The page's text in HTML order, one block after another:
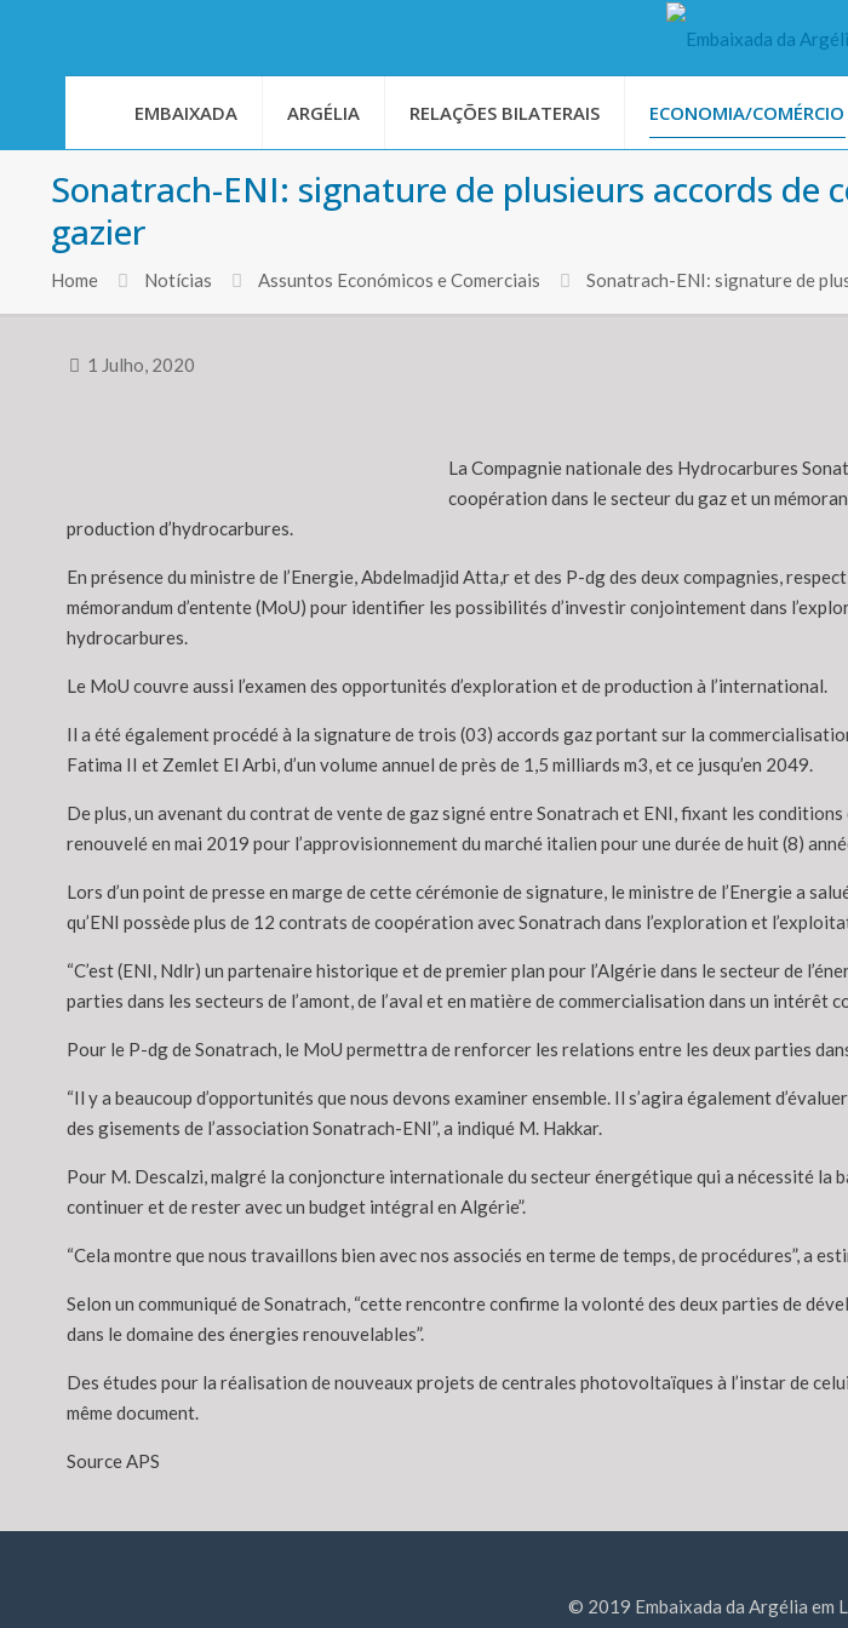
EMBAIXADA ARGÉLIA RELAÇÕES BILATERAIS ECONOMIA/COMÉRCIO
Sonatrach-ENI: signature de plusieurs accords
gazier
Home Notícias Assuntos Económicos e Comerciais Sonatrach-ENI: signature de
1 Julho, 2020
La Compagnie nationale des Hydrocarbures
coopération dans le secteur du gaz et un
production d’hydrocarbures.
En présence du ministre de l’Energie, Abdelmadjid Atta,r et des P-dg des deux compagnies,
mémorandum d’entente (MoU) pour identifier les possibilités d’investir conjointement dans
hydrocarbures.
Le MoU couvre aussi l’examen des opportunités d’exploration et de production à l’international.
Il a été également procédé à la signature de trois (03) accords gaz portant sur la
Fatima II et Zemlet El Arbi, d’un volume annuel de près de 1,5 milliards m3, et ce jusqu’en 2049.
De plus, un avenant du contrat de vente de gaz signé entre Sonatrach et ENI, fixant les
renouvelé en mai 2019 pour l’approvisionnement du marché italien pour une durée de huit (8)
Lors d’un point de presse en marge de cette cérémonie de signature, le ministre de l’Energie a
qu’ENI possède plus de 12 contrats de coopération avec Sonatrach dans l’exploration et
“C’est (ENI, Ndlr) un partenaire historique et de premier plan pour l’Algérie dans le secteur de
parties dans les secteurs de l’amont, de l’aval et en matière de commercialisation dans un intérêt
Pour le P-dg de Sonatrach, le MoU permettra de renforcer les relations entre les deux parties
“Il y a beaucoup d’opportunités que nous devons examiner ensemble. Il s’agira également
des gisements de l’association Sonatrach-ENI”, a indiqué M. Hakkar.
Pour M. Descalzi, malgré la conjoncture internationale du secteur énergétique qui a nécessité la
continuer et de rester avec un budget intégral en Algérie”.
“Cela montre que nous travaillons bien avec nos associés en terme de temps, de procédures”, a
Selon un communiqué de Sonatrach, “cette rencontre confirme la volonté des deux parties de
dans le domaine des énergies renouvelables”.
Des études pour la réalisation de nouveaux projets de centrales photovoltaïques à l’instar de
même document.
Source APS
© 2019 Embaixada da Argélia em